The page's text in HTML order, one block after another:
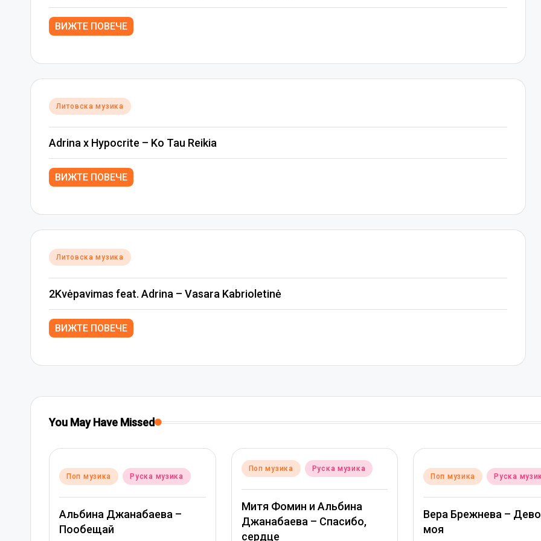
ВИЖТЕ ПОВЕЧЕ
Posted
Литовска музика
Adrina x Hypocrite – Ko Tau Reikia
ВИЖТЕ ПОВЕЧЕ
Posted
Литовска музика
2Kvėpavimas feat. Adrina – Vasara Kabrioletinė
ВИЖТЕ ПОВЕЧЕ
You May Have Missed
Руска музика
Джанабаева –
Posted
in
Поп музика Руска музика
Митя Фомин и Альбина
Джанабаева – Спасибо,
Posted
in
Поп музика Руска музика
Вера Брежнева – Девочка
моя